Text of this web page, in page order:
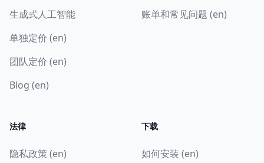
生成式人工智能
单独定价 (en)
团队定价 (en)
Blog (en)
账单和常见问题 (en)
法律
隐私政策 (en)
下载
如何安装 (en)